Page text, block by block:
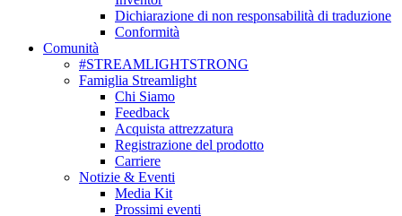
Dichiarazione di non responsabilità di traduzione
Conformità
Comunità
#STREAMLIGHTSTRONG
Famiglia Streamlight
Chi Siamo
Feedback
Acquista attrezzatura
Registrazione del prodotto
Carriere
Notizie & Eventi
Media Kit
Prossimi eventi